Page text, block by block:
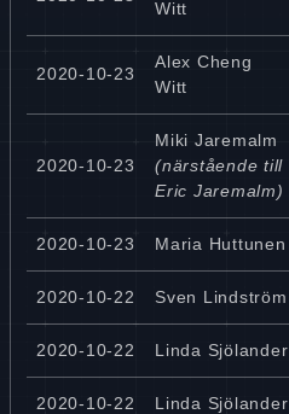
Witt
2020-10-23
Alex Cheng
Witt
2020-10-23
Miki Jaremalm
(närstående till
Eric Jaremalm)
2020-10-23 Maria Huttunen
2020-10-22 Sven Lindström
2020-10-22 Linda Sjölander
2020-10-22 Linda Sjölander